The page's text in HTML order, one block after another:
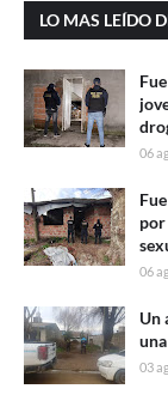
LO MAS LEÍDO
06
por
06
Un
03